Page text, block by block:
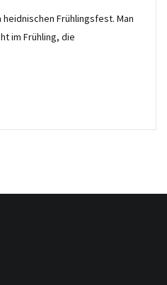
Frühlingsfest. Man
im Frühling, die